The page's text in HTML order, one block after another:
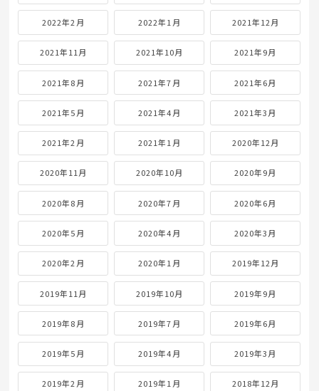
2022年2月 2022年1月 2021年12月
2021年11月 2021年10月 2021年9月
2021年8月 2021年7月 2021年6月
2021年5月 2021年4月 2021年3月
2021年2月 2021年1月 2020年12月
2020年11月 2020年10月 2020年9月
2020年8月 2020年7月 2020年6月
2020年5月 2020年4月 2020年3月
2020年2月 2020年1月 2019年12月
2019年11月 2019年10月 2019年9月
2019年8月 2019年7月 2019年6月
2019年5月 2019年4月 2019年3月
2019年2月 2019年1月 2018年12月